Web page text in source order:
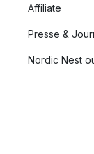
Affiliate
Presse &
Nordic Nest